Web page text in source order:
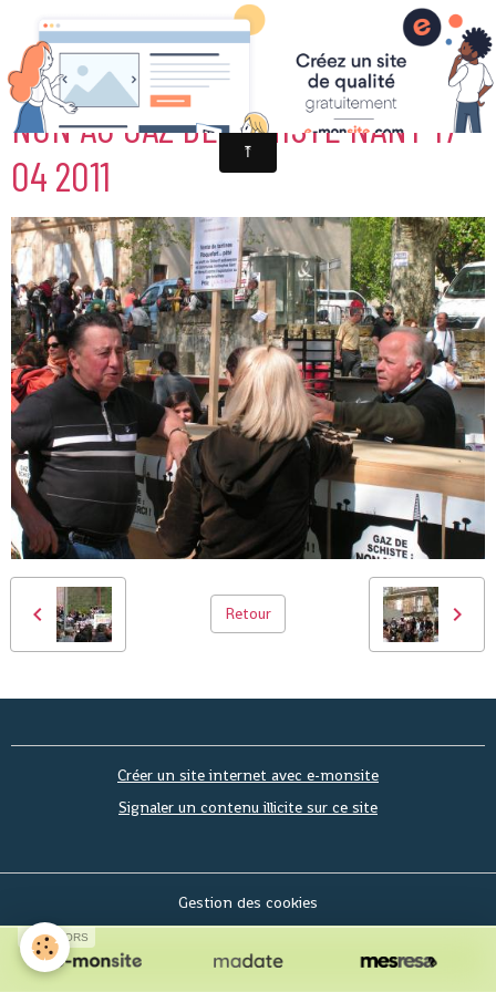
NON AU GAZ DE SCHISTE NANT 17
04 2011
Retour
Créer un site internet avec e-monsite
Signaler un contenu illicite sur ce site
Gestion des cookies
SPONSORS